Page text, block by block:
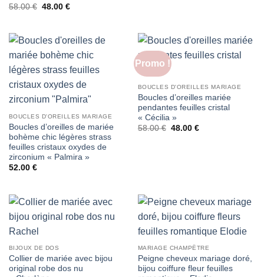
58.00€ Le
58.00 €.
48.00 €Le
48.00 €.
BOUCLES D'OREILLES MARIAGE
Boucles d’oreilles de mariée
bohème chic légères strass
feuilles cristaux oxydes de
zirconium « Palmira »
52.00 €
Promo !
BOUCLES D'OREILLES MARIAGE
Boucles d’oreilles mariée
pendantes feuilles cristal
« Cécilia »
58.00€ Le
48.00 €Le
BIJOUX DE DOS
Collier de mariée avec bijou
original robe dos nu
MARIAGE CHAMPÊTRE
Peigne cheveux mariage doré,
bijou coiffure fleur feuilles